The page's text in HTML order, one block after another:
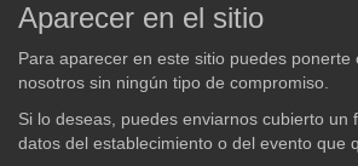
Aparecer en el sitio
Para aparecer en este sitio puedes ponerte
nosotros sin ningún tipo de compromiso.
Si lo deseas, puedes enviarnos cubierto un
datos del establecimiento o del evento que